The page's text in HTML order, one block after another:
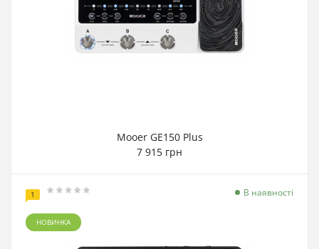
Mooer GE150 Plus
7 915 грн
1
НОВИНКА
В наявності